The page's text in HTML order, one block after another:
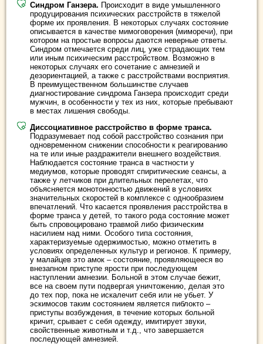
Синдром Ганзера. Происходит в виде умышленного
продуцирования психических расстройств в тяжелой
форме их проявления. В некоторых случаях состояние
описывается в качестве мимоговорения (миморечи), при
котором на простые вопросы даются неверные ответы.
Синдром отмечается среди лиц, уже страдающих тем
или иным психическим расстройством. Возможно в
некоторых случаях его сочетание с амнезией и
дезориентацией, а также с расстройствами восприятия.
В преимущественном большинстве случаев
диагностирование синдрома Ганзера происходит среди
мужчин, в особенности у тех из них, которые пребывают
в местах лишения свободы.
Диссоциативное расстройство в форме транса.
Подразумевает под собой расстройство сознания при
одновременном снижении способности к реагированию
на те или иные раздражители внешнего воздействия.
Наблюдается состояние транса в частности у
медиумов, которые проводят спиритические сеансы, а
также у летчиков при длительных перелетах, что
объясняется монотонностью движений в условиях
значительных скоростей в комплексе с однообразием
впечатлений. Что касается проявления расстройства в
форме транса у детей, то такого рода состояние может
быть спровоцировано травмой либо физическим
насилием над ними. Особого типа состояния,
характеризуемые одержимостью, можно отметить в
условиях определенных культур и регионов. К примеру,
у малайцев это амок – состояние, проявляющееся во
внезапном приступе ярости при последующем
наступлении амнезии. Больной в этом случае бежит,
все на своем пути подвергая уничтожению, делая это
до тех пор, пока не искалечит себя или не убьет. У
эскимосов таким состоянием является пиблокто –
приступы возбуждения, в течение которых больной
кричит, срывает с себя одежду, имитирует звуки,
свойственные животным и т.д., что завершается
последующей амнезией.